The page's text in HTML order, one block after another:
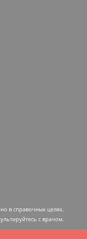
в справочных целях.
c врачом.